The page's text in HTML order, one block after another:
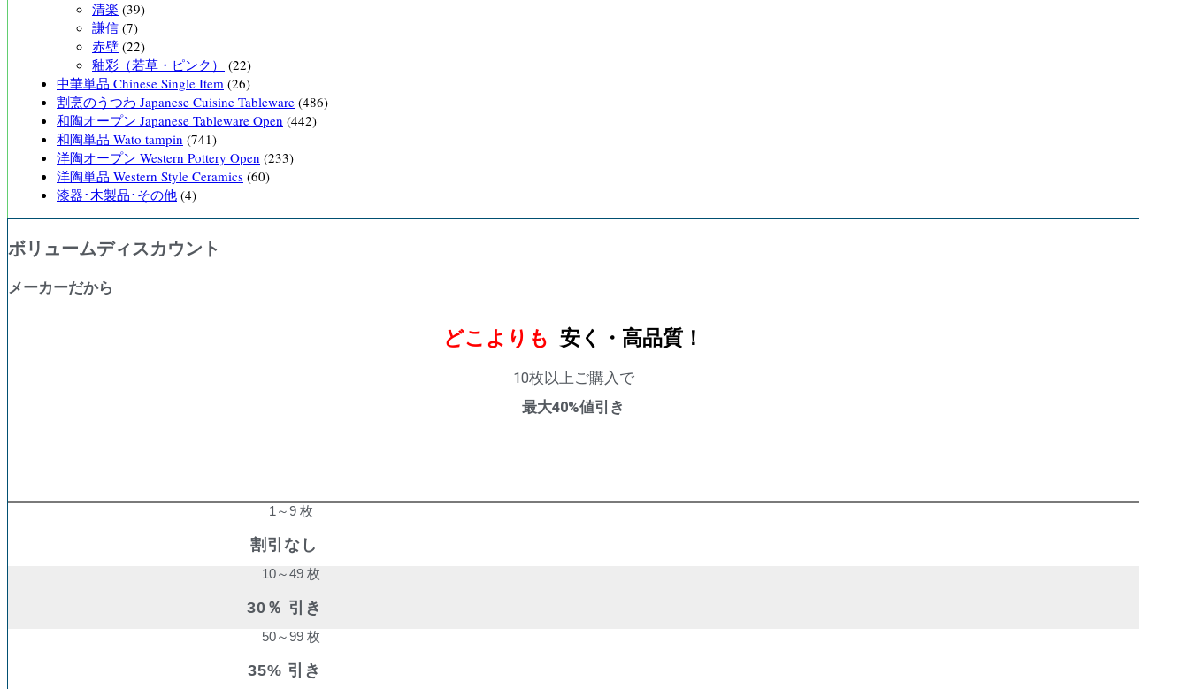
清楽 (39)
謙信 (7)
赤壁 (22)
釉彩（若草・ピンク）
(22)
中華単品 Chinese Single Item (26)
割烹のうつわ Japanese Cuisine Tableware (486)
和陶オープン Japanese Tableware Open (442)
和陶単品 Wato tampin (741)
洋陶オープン Western Pottery Open (233)
洋陶単品 Western Style Ceramics (60)
漆器･木製品･その他 (4)
ボリュームディスカウント
メーカーだから
どこよりも 安く・高品質！
10枚以上ご購入で
最大40%値引き
1～9 枚
割引なし
10～49 枚
30％ 引き
50～99 枚
35% 引き